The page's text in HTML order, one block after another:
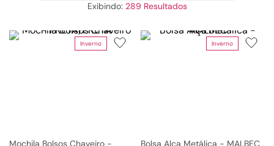
289
Inverno
Mochila Bolsos Chaveiro -
Inverno
Bolsa Alça Metálica - MALBEC
4º
sandalia